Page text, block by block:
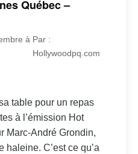
Québec –
à Par :
Hollywoodpq.com
table pour un repas
à l’émission Hot
Marc-André Grondin,
C’est ce qu’a